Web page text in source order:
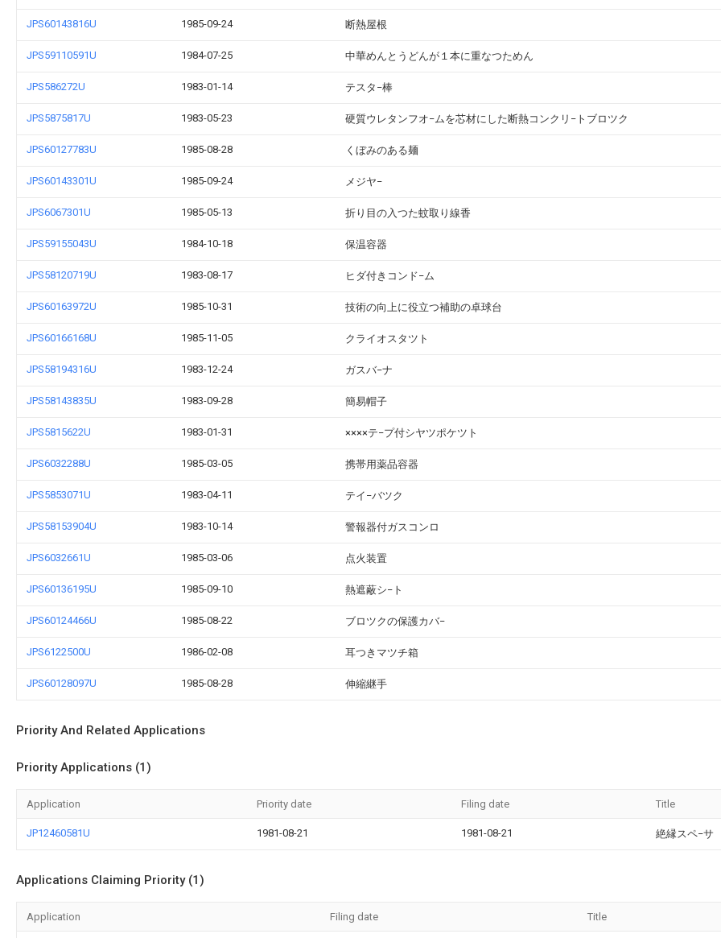
JPS60143816U 1985-09-24 断熱屋根
JPS59110591U 1984-07-25 中華めんとうどんが１本に重なつためん
JPS586272U 1983-01-14 テスタ−棒
JPS5875817U 1983-05-23 硬質ウレタンフオ−ムを芯材にした断熱コンクリ−トブロツク
JPS60127783U 1985-08-28 くぼみのある麺
JPS60143301U 1985-09-24 メジヤ−
JPS6067301U 1985-05-13 折り目の入つた蚊取り線香
JPS59155043U 1984-10-18 保温容器
JPS58120719U 1983-08-17 ヒダ付きコンド−ム
JPS60163972U 1985-10-31 技術の向上に役立つ補助の卓球台
JPS60166168U 1985-11-05 クライオスタツト
JPS58194316U 1983-12-24 ガスバ−ナ
JPS58143835U 1983-09-28 簡易帽子
JPS5815622U 1983-01-31 ××××テ−プ付シヤツポケツト
JPS6032288U 1985-03-05 携帯用薬品容器
JPS5853071U 1983-04-11 テイ−バツク
JPS58153904U 1983-10-14 警報器付ガスコンロ
JPS6032661U 1985-03-06 点火装置
JPS60136195U 1985-09-10 熱遮蔽シ−ト
JPS60124466U 1985-08-22 ブロツクの保護カバ−
JPS6122500U 1986-02-08 耳つきマツチ箱
JPS60128097U 1985-08-28 伸縮継手
Priority And Related Applications
Priority Applications (1)
Application Priority date Filing date Title
JP12460581U 1981-08-21 1981-08-21 絶縁スペ−サ
Applications Claiming Priority (1)
Application Filing date Title